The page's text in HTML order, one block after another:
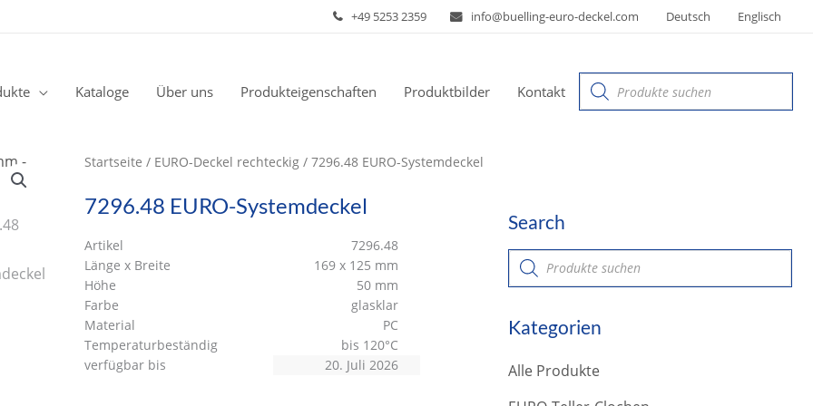
+49 5253 2359 info@buelling-euro-deckel.com Deutsch Englisch
Kataloge Über uns Produkteigenschaften Produktbilder Kontakt
Products
search
Startseite / EURO-Deckel rechteckig / 7296.48 EURO-Systemdeckel
7296.48 EURO-Systemdeckel
Artikel
7296.48
Länge x Breite
169 x 125 mm
Höhe
50 mm
Farbe
glasklar
Material
PC
Temperaturbeständig
bis 120°C
verfügbar bis
20. Juli 2026
Search
P
o
c
s
a
Kategorien
Alle Produkte